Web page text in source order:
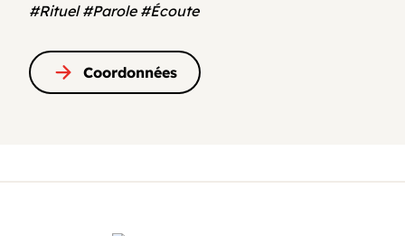
#Rituel #Parole #Écoute
Coordonnées